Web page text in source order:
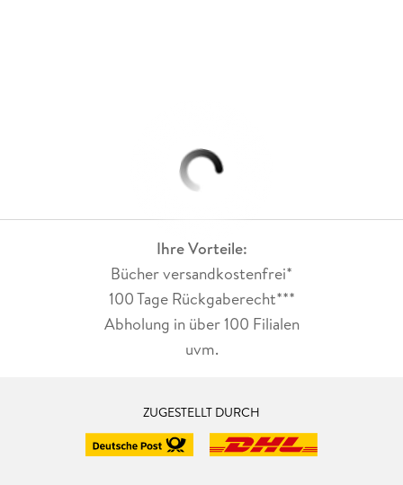
Ihre Vorteile:
Bücher versandkostenfrei*
100 Tage Rückgaberecht***
Abholung in über 100 Filialen
uvm.
ZUGESTELLT DURCH